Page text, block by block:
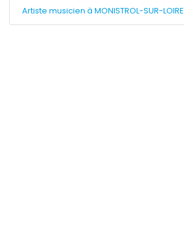
Artiste musicien à MONISTROL-SUR-LOIRE